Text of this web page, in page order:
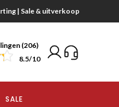
| Sale & uitverkoop
(206)
8.5/10
SALE